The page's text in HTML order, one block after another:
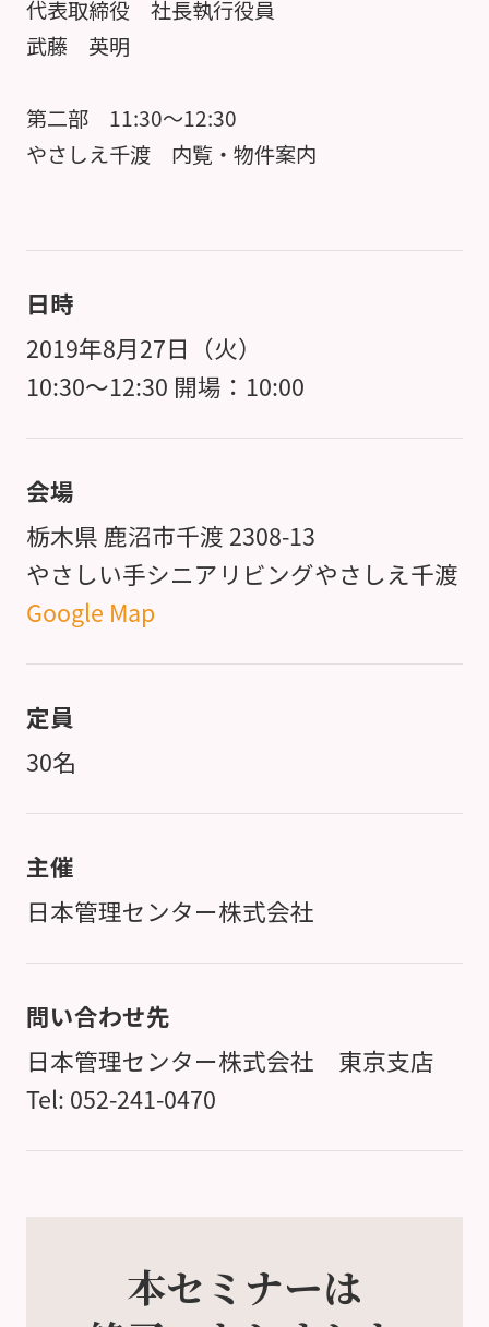
代表取締役 社長執行役員
武藤 英明
第二部 11:30～12:30
やさしえ千渡 内覧・物件案内
日時
2019年8月27日（火）
10:30～12:30 開場：10:00
会場
栃木県 鹿沼市千渡 2308-13
やさしい手シニアリビングやさしえ千渡
Google Map
定員
30名
主催
日本管理センター株式会社
問い合わせ先
日本管理センター株式会社 東京支店
Tel: 052-241-0470
本セミナーは